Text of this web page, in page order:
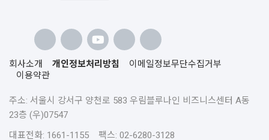
회사소개 개인정보처리방침
이메일정보무단수집거부
이용약관
주소: 서울시 강서구 양천로 583 우림블루나인 비즈니스센터 A동
23층 (우)07547
대표전화: 1661-1155 팩스: 02-6280-3128